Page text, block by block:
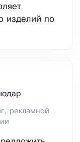
изделий по
рекламной